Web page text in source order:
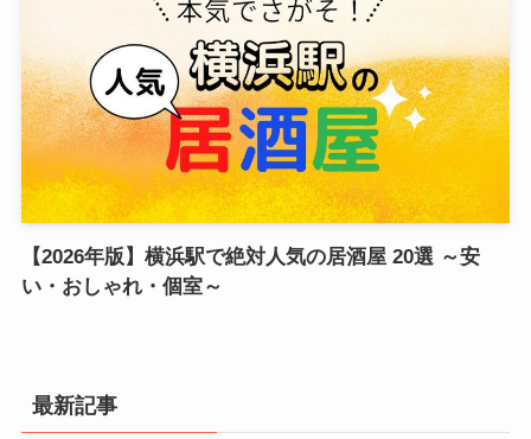
【2026年版】横浜駅で絶対人気の居酒屋 20選 ～安
い・おしゃれ・個室～
最新記事